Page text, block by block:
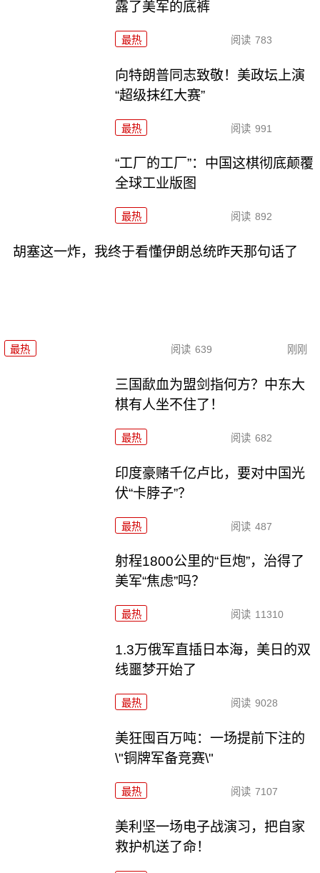
露了美军的底裤
最热 阅读 783
向特朗普同志致敬！美政坛上演
“超级抹红大赛”
最热 阅读 991
“工厂的工厂”：中国这棋彻底颠覆
全球工业版图
最热 阅读 892
胡塞这一炸，我终于看懂伊朗总统昨天那句话了
最热 阅读 639 刚刚
三国歃血为盟剑指何方？中东大
棋有人坐不住了！
最热 阅读 682
印度豪赌千亿卢比，要对中国光
伏“卡脖子”？
最热 阅读 487
射程1800公里的“巨炮”，治得了
美军“焦虑”吗？
最热 阅读 11310
1.3万俄军直插日本海，美日的双
线噩梦开始了
最热 阅读 9028
美狂囤百万吨：一场提前下注的
\"铜牌军备竞赛\"
最热 阅读 7107
美利坚一场电子战演习，把自家
救护机送了命！